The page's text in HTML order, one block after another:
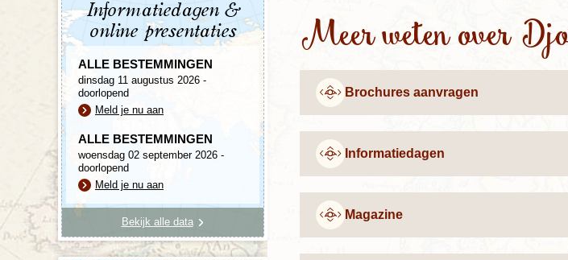
Meer weten over
Brochures aanvragen
Informatiedagen
Magazine
Informatiedagen &
online presentaties
ALLE BESTEMMINGEN
dinsdag 11 augustus 2026 -
doorlopend
Meld je nu aan
ALLE BESTEMMINGEN
woensdag 02 september 2026 -
doorlopend
Meld je nu aan
Bekijk alle data